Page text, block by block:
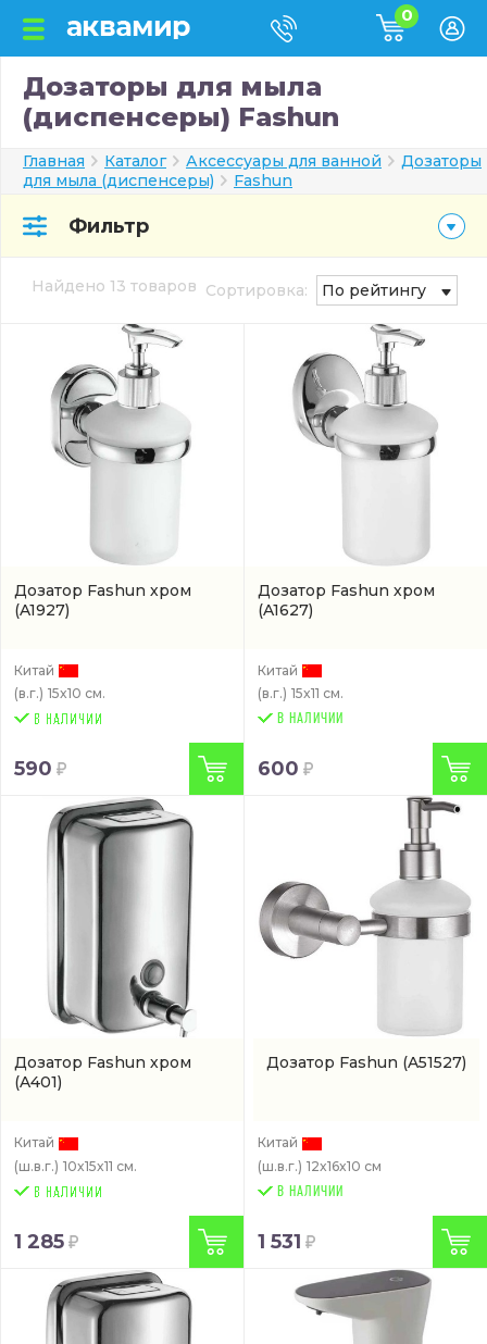
0
Дозаторы для мыла
(диспенсеры) Fashun
Главная Каталог Аксессуары для ванной
Дозаторы
для мыла (диспенсеры)
Fashun
Фильтр
Найдено 13 товаров Сортировка: По рейтингу
Дозатор Fashun хром
(A1927)
Китай
(в.г.) 15x10 см.
590
Дозатор Fashun хром
(A1627)
Китай
(в.г.) 15x11 см.
В НАЛИЧИИ
600
Дозатор Fashun хром
(A401)
Китай
(ш.в.г.) 10x15x11 см.
1 285
Дозатор Fashun (A51527)
Китай
(ш.в.г.) 12x16x10 см
В НАЛИЧИИ
1 531